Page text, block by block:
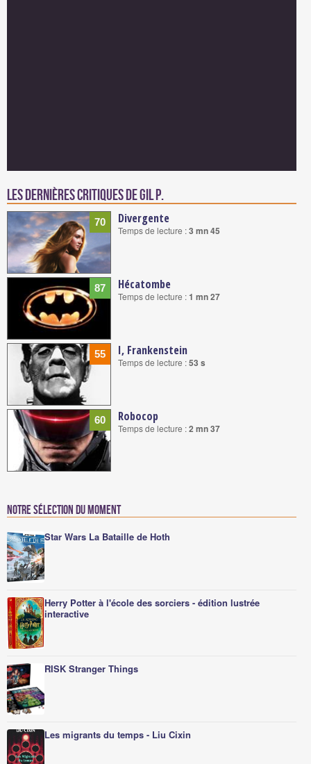
Les dernières critiques de Gil P.
70 Divergente
Temps de lecture :3 mn 45
87 Hécatombe
Temps de lecture :1 mn 27
55 I, Frankenstein
Temps de lecture :53 s
60 Robocop
Temps de lecture :2 mn 37
Notre sélection du moment
Star Wars La Bataille de Hoth
Herry Potter à l'école des sorciers - édition lustrée
interactive
RISK Stranger Things
Les migrants du temps - Liu Cixin